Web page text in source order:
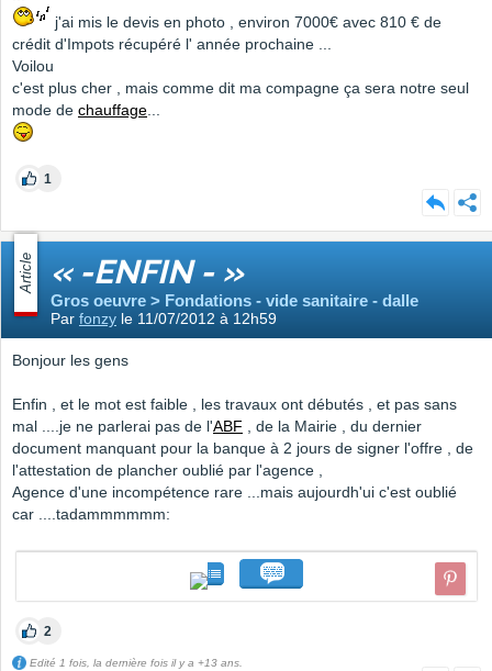
j'ai mis le devis en photo , environ 7000€ avec 810 € de
crédit d'Impots récupéré l' année prochaine ...
Voilou
c'est plus cher , mais comme dit ma compagne ça sera notre seul
mode de chauffage...
1
Article « -ENFIN - »
Gros oeuvre > Fondations - vide sanitaire - dalle
Par fonzy le 11/07/2012 à 12h59
Bonjour les gens
Enfin , et le mot est faible , les travaux ont débutés , et pas sans
mal ....je ne parlerai pas de l'ABF , de la Mairie , du dernier
document manquant pour la banque à 2 jours de signer l'offre , de
l'attestation de plancher oublié par l'agence ,
Agence d'une incompétence rare ...mais aujourdh'ui c'est oublié
car ....tadammmmmm:
2
Edité 1 fois, la dernière fois il y a +13 ans.